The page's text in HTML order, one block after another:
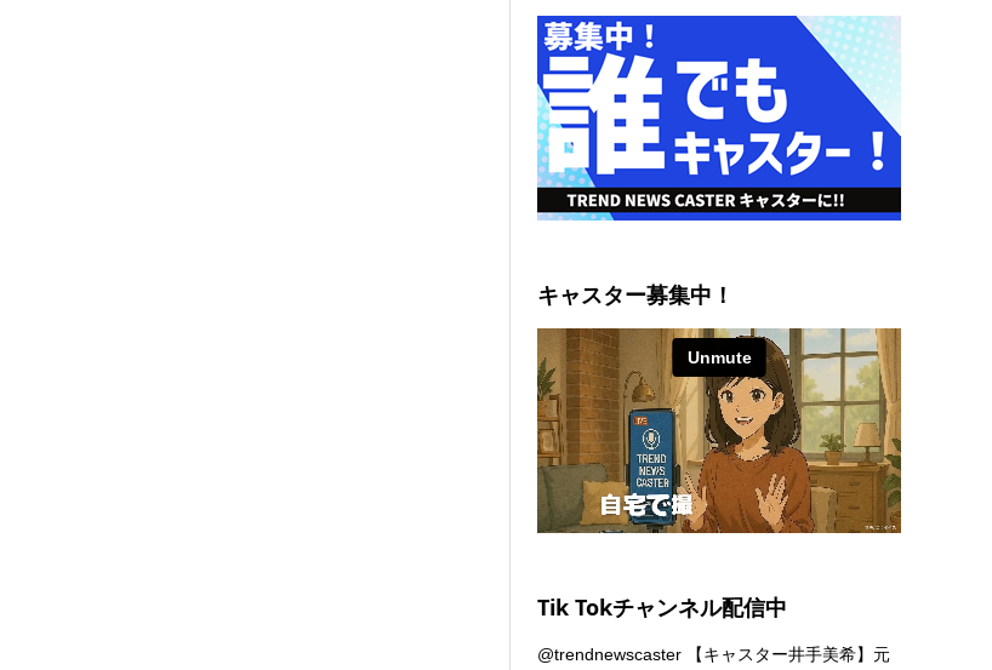
キャスター募集中！
Tik Tokチャンネル配信中
@trendnewscaster 【キャスター井手美希】元